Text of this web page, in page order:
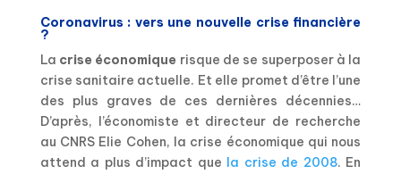
Coronavirus : vers une nouvelle crise financière
?
La crise économique risque de se superposer à la
crise sanitaire actuelle. Et elle promet d’être l’une
des plus graves de ces dernières décennies…
D’après, l’économiste et directeur de recherche
au CNRS Elie Cohen, la crise économique qui nous
attend a plus d’impact que la crise de 2008. En